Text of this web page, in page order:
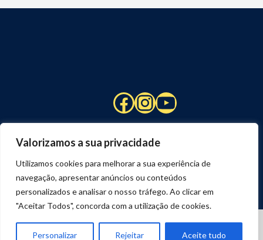
Valorizamos a sua privacidade
Utilizamos cookies para melhorar a sua experiência de
navegação, apresentar anúncios ou conteúdos
personalizados e analisar o nosso tráfego. Ao clicar em
"Aceitar Todos", concorda com a utilização de cookies.
Personalizar Rejeitar Aceite tudo
Facebook
Instagram
YouTube
DESENVOLVIDO POR
JOSEXAVIER.COM